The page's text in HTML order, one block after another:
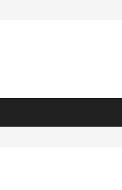
празникот Свети Наум